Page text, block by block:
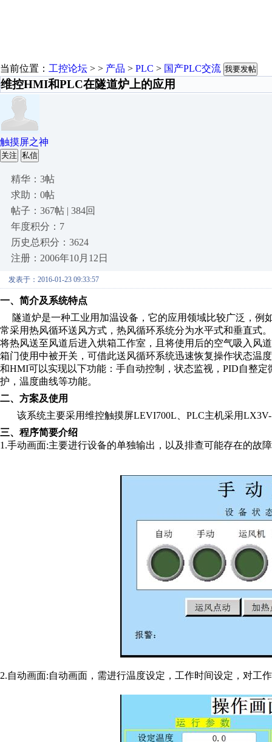
当前位置： 工控论坛 > > 产品 > PLC > 国产PLC交流 我要发帖
维控HMI和PLC在隧道炉上的应用
触摸屏之神
关注 私信
精华：3帖
求助：0帖
帖子：367帖 | 384回
年度积分：7
历史总积分：3624
注册：2006年10月12日
发表于：2016-01-23 09:33:57
一、简介及系统特点
隧道炉是一种工业用加温设备，它的应用领域比较广泛，例
常采用热风循环送风方式，热风循环系统分为水平式和垂直式
将热风送至风道后进入烘箱工作室，且将使用后的空气吸入风
箱门使用中被开关，可借此送风循环系统迅速恢复操作状态温
和HMI可以实现以下功能：手自动控制，状态监视，PID自整
护，温度曲线等功能。
二、方案及使用
该系统主要采用维控触摸屏LEVI700L、PLC主机采用
三、程序简要介绍
1.手动画面:主要进行设备的单独输出，以及排查可能存在的故
2.自动画面:自动画面，需进行温度设定，工作时间设定，对